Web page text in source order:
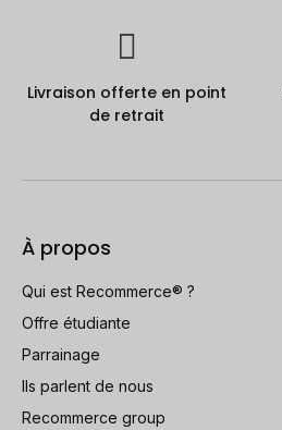
Livraison offerte en point
de retrait
À propos
Qui est Recommerce® ?
Offre étudiante
Parrainage
Ils parlent de nous
Recommerce group